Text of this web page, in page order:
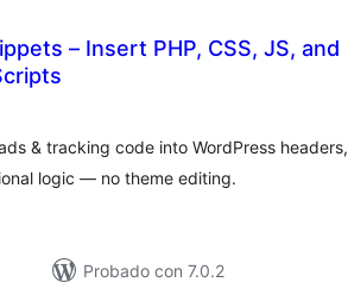
– Insert PHP, CSS, JS, and
& tracking code into WordPress headers,
logic — no theme editing.
Probado con 7.0.2